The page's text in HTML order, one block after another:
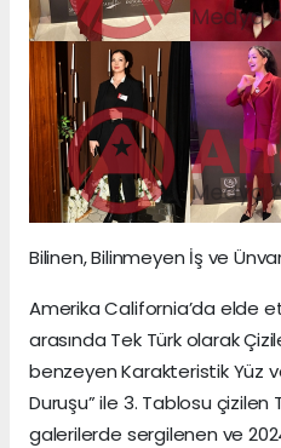
Bilinen, Bilinmeyen İş ve
Amerika California’da elde
arasında Tek Türk olarak
benzeyen Karakteristik Yüz
Duruşu” ile 3. Tablosu çizilen
galerilerde sergilenen ve